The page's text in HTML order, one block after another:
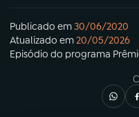
Publicado em30/06/2020
Atualizado em20/05/2026
Episódio do programa